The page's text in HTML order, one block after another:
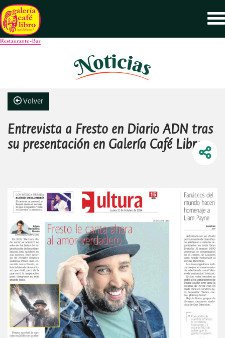
Volver
Entrevista a Fresto en Diario ADN tras
su presentación en Galería Café Libro